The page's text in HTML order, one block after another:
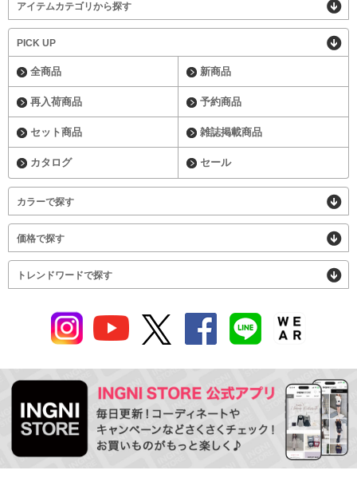
アイテムカテゴリから探す
PICK UP
全商品 新商品
再入荷商品 予約商品
セット商品 雑誌掲載商品
カタログ セール
カラーで探す
価格で探す
トレンドワードで探す